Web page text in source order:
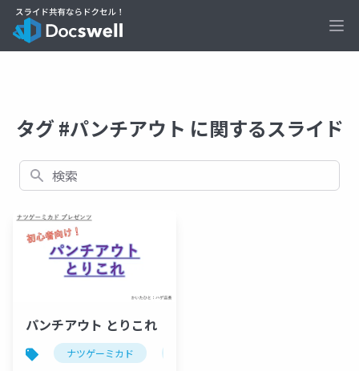
タグ #パンチアウト に関するスライド
検索
パンチアウト とりこれ
ナツゲーミカド